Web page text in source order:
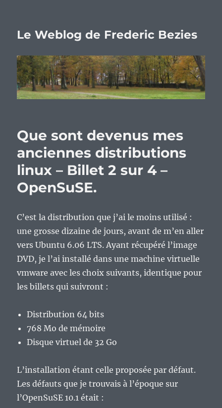
Le Weblog de Frederic Bezies
Que sont devenus mes
anciennes distributions
linux – Billet 2 sur 4 –
OpenSuSE.
C’est la distribution que j’ai le moins utilisé :
une grosse dizaine de jours, avant de m’en aller
vers Ubuntu 6.06 LTS. Ayant récupéré l’image
DVD, je l’ai installé dans une machine virtuelle
vmware avec les choix suivants, identique pour
les billets qui suivront :
Distribution 64 bits
768 Mo de mémoire
Disque virtuel de 32 Go
L’installation étant celle proposée par défaut.
Les défauts que je trouvais à l’époque sur
l’OpenSuSE 10.1 était :